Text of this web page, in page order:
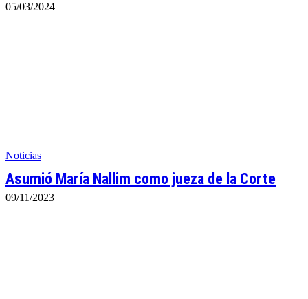
05/03/2024
Noticias
Asumió María Nallim como jueza de la Corte
09/11/2023